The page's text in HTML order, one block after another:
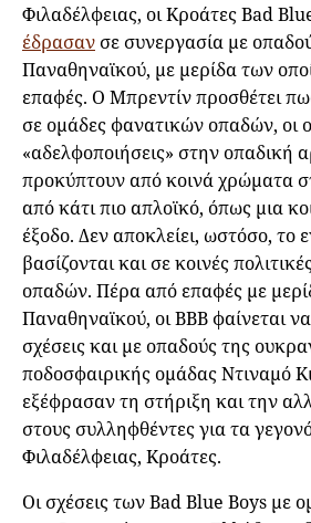
Φιλαδέλφειας, οι Κροάτες Bad
έδρασαν σε συνεργασία με
Παναθηναϊκού, με μερίδα των
επαφές. Ο Μπρεντίν προσθέτει
σε ομάδες φανατικών οπαδών, οι
«αδελφοποιήσεις» στην οπαδική
προκύπτουν από κοινά χρώματα
από κάτι πιο απλοϊκό, όπως μια
έξοδο. Δεν αποκλείει, ωστόσο, το
βασίζονται και σε κοινές
οπαδών. Πέρα από επαφές με
Παναθηναϊκού, οι BBB φαίνεται
σχέσεις και με οπαδούς της
ποδοσφαιρικής ομάδας Ντιναμό
εξέφρασαν τη στήριξη και την
στους συλληφθέντες για τα
Φιλαδέλφειας, Κροάτες.
Οι σχέσεις των Bad Blue Boys με